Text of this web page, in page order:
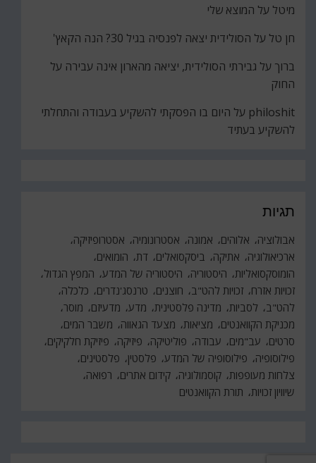
מיטל על המוצא שלי
חן טל על הסולידית יצאה לפנסיה בגיל 30? הנה הקאץ'
ברוך על גבירתי הסולידית, יציאה מהארון אינה עבירה על
החוק
philoshit על היום בו הפסקתי להשקיע בעבודה והתחלתי
להשקיע בעתיד
תגיות
אבולוציה אלוהים אמונה אסטרונומיה
אסטרופיזיקה
ארכיאולוגיה
אתיקה ביסקסואלים דת הומואים
הומוסקסואליות היסטוריה היסטוריה של המדע המפץ הגדול
זכויות אזרח זכויות להט"ב חוצנים טרנסג'נדרים
כלכלה
להט"ב
לסביות מדינה פלסטינית מדע מדעיזם
מוסר
מכניקת הקוואנטים
מציאות מצעד הגאווה
משבר המים
סרטים
עב"מים עבודה פוליטיקה פיזיקה
פיזיקת חלקיקים
פילוסופיה
פילוסופיה של המדע פלסטין פלסטינים
צלחות מעופפות קוסמולוגיה קידום אתרים
רפואה
שיוויון זכויות תורת הקוואנטים